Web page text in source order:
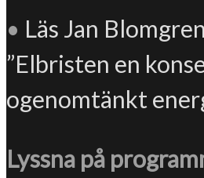
• Läs Jan
”Elbristen en
ogenomtänkt
Lyssna på